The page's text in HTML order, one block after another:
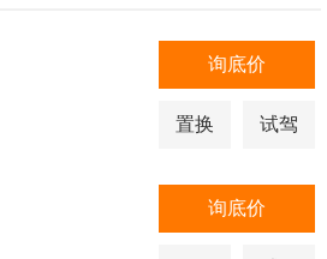
询底价
置换 试驾
询底价